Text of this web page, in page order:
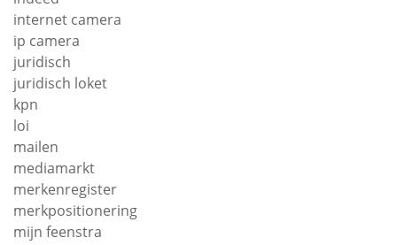
internet camera
ip camera
juridisch
juridisch loket
kpn
loi
mailen
mediamarkt
merkenregister
merkpositionering
mijn feenstra